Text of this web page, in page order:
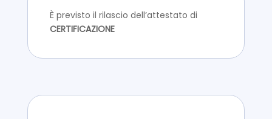
È previsto il rilascio dell’attestato di
CERTIFICAZIONE